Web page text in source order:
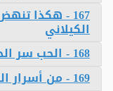
167 - هكذا
الكيلاني
168 - الحب سر الحياة - رسالة هامة للآباء
169 - من أسرار النجاح في الحياة - حكمة من الصين